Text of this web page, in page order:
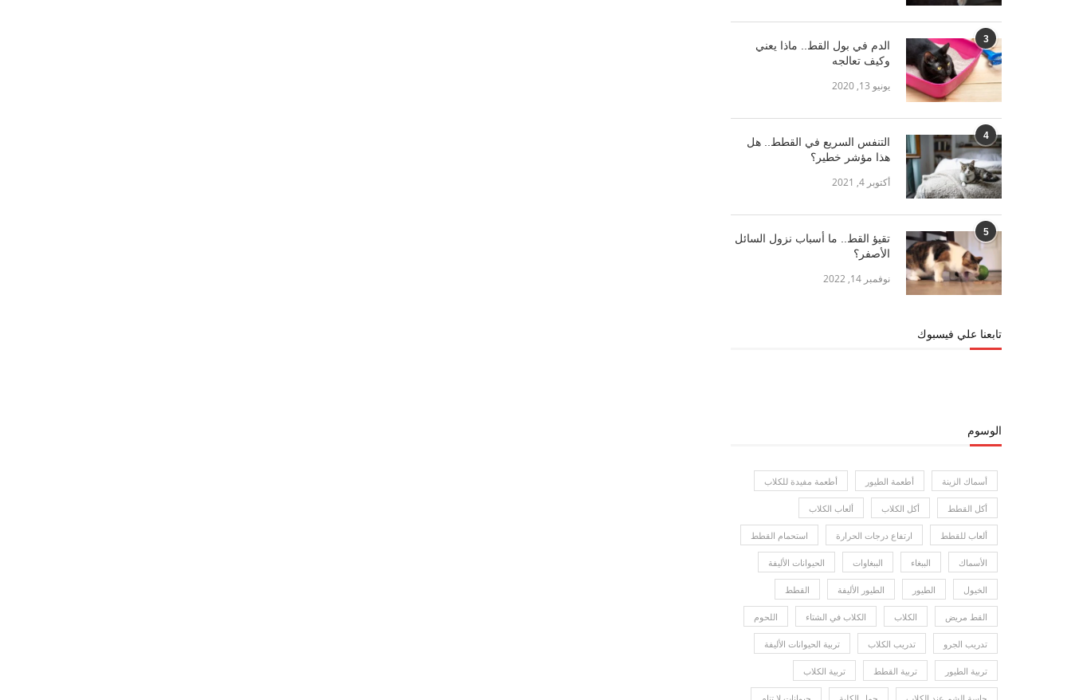
3
الدم في بول القط.. ماذا يعني
وكيف تعالجه
يونيو 13, 2020
4
التنفس السريع في القطط.. هل
هذا مؤشر خطير؟
أكتوبر 4, 2021
5
تقيؤ القط.. ما أسباب نزول السائل
الأصفر؟
نوفمبر 14, 2022
تابعنا علي فيسبوك
الوسوم
أسماك الزينة أطعمة الطيور أطعمة مفيدة للكلاب
أكل القطط أكل الكلاب ألعاب الكلاب
ألعاب للقطط ارتفاع درجات الحرارة استحمام القطط
الأسماك الببغاء الببغاوات الحيوانات الأليفة
الخيول الطيور الطيور الأليفة القطط
القط مريض الكلاب الكلاب في الشتاء اللحوم
تدريب الجرو تدريب الكلاب تربية الحيوانات الأليفة
تربية الطيور تربية القطط تربية الكلاب